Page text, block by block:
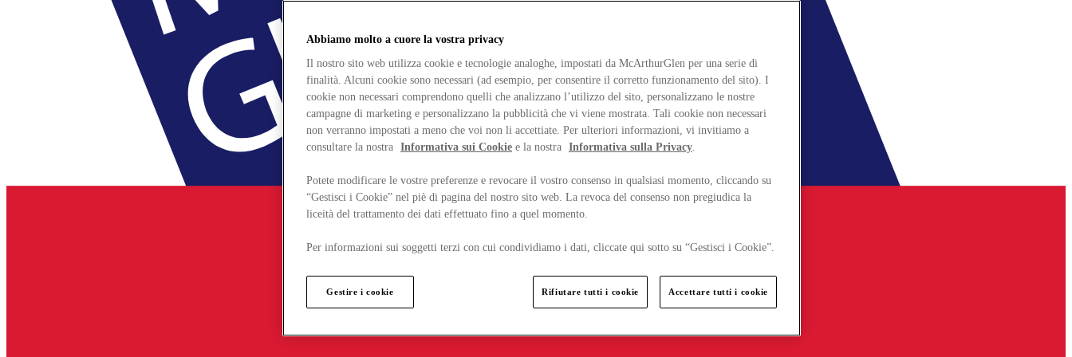
Abbiamo molto a cuore la vostra privacy
Il nostro sito web utilizza cookie e tecnologie analoghe, impostati da McArthurGlen per una serie di
finalità. Alcuni cookie sono necessari (ad esempio, per consentire il corretto funzionamento del sito). I
cookie non necessari comprendono quelli che analizzano l’utilizzo del sito, personalizzano le nostre
campagne di marketing e personalizzano la pubblicità che vi viene mostrata. Tali cookie non necessari
non verranno impostati a meno che voi non li accettiate. Per ulteriori informazioni, vi invitiamo a
consultare la nostra Informativa sui Cookie e la nostra Informativa sulla Privacy.
Potete modificare le vostre preferenze e revocare il vostro consenso in qualsiasi momento, cliccando su
“Gestisci i Cookie” nel piè di pagina del nostro sito web. La revoca del consenso non pregiudica la
liceità del trattamento dei dati effettuato fino a quel momento.
Per informazioni sui soggetti terzi con cui condividiamo i dati, cliccate qui sotto su “Gestisci i Cookie”.
Gestire i cookie Rifiutare tutti i cookie Accettare tutti i cookie